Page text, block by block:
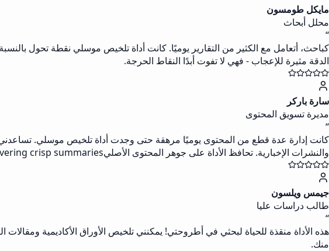
مايكل طومسون
محلل أبحاث
“
كباحث، أتعامل مع الكثير من التقارير يوميًا. كانت أداة تلخيص موسلي نقطة تحول
الدقة مثيرة للإعجاب - فهي لا تفوت أبدًا النقاط الحرجة.
سارة باركر
مديرة تسويق المحتوى
“
كانت إدارة عدة قطع من المحتوى يوميًا مرهقة حتى وجدت أداة تلخيص موسلي.
والنشرات الإخبارية. تحافظ الأداة على جوهر المحتوى الأصليwhile delivering crisp summaries.
جيمس ويلسون
طالب دراسات عليا
“
هذه الأداة منقذة للحياة لبحثي في أطروحتي! يمكنني تلخيص الأوراق الأكاديمية
منك.